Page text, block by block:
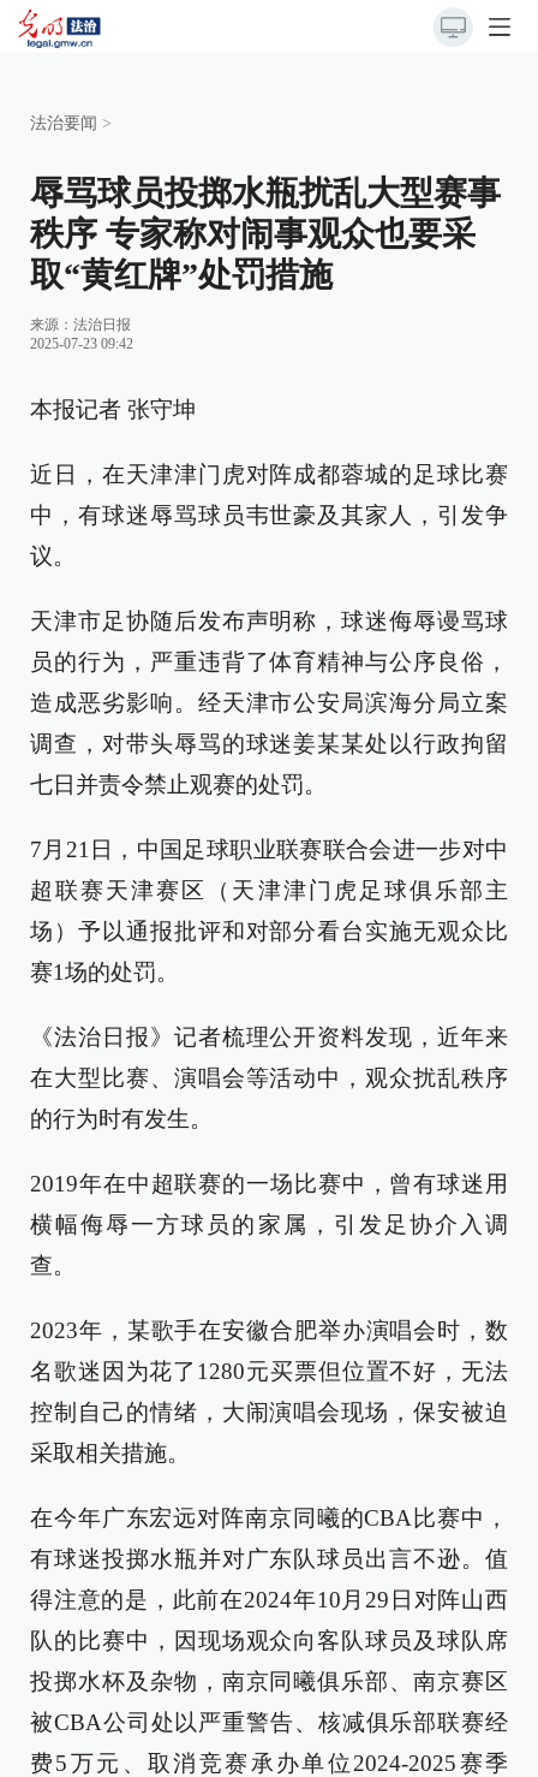
法治要闻 >
辱骂球员投掷水瓶扰乱大型赛事
秩序 专家称对闹事观众也要采
取“黄红牌”处罚措施
来源： 法治日报
2025-07-23 09:42
本报记者 张守坤
近日，在天津津门虎对阵成都蓉城的足球比赛
中，有球迷辱骂球员韦世豪及其家人，引发争
议。
天津市足协随后发布声明称，球迷侮辱谩骂球
员的行为，严重违背了体育精神与公序良俗，
造成恶劣影响。经天津市公安局滨海分局立案
调查，对带头辱骂的球迷姜某某处以行政拘留
七日并责令禁止观赛的处罚。
7月21日，中国足球职业联赛联合会进一步对中
超联赛天津赛区（天津津门虎足球俱乐部主
场）予以通报批评和对部分看台实施无观众比
赛1场的处罚。
《法治日报》记者梳理公开资料发现，近年来
在大型比赛、演唱会等活动中，观众扰乱秩序
的行为时有发生。
2019年在中超联赛的一场比赛中，曾有球迷用
横幅侮辱一方球员的家属，引发足协介入调
查。
2023年，某歌手在安徽合肥举办演唱会时，数
名歌迷因为花了1280元买票但位置不好，无法
控制自己的情绪，大闹演唱会现场，保安被迫
采取相关措施。
在今年广东宏远对阵南京同曦的CBA比赛中，
有球迷投掷水瓶并对广东队球员出言不逊。值
得注意的是，此前在2024年10月29日对阵山西
队的比赛中，因现场观众向客队球员及球队席
投掷水杯及杂物，南京同曦俱乐部、南京赛区
被CBA公司处以严重警告、核减俱乐部联赛经
费5万元、取消竞赛承办单位2024-2025赛季